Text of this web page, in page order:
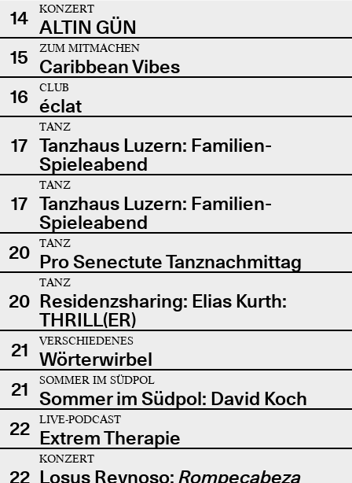
14
KONZERT
ALTIN GÜN
15
ZUM MITMACHEN
Caribbean Vibes
16
CLUB
éclat
17
TANZ
Tanzhaus Luzern: Familien-
Spieleabend
17
TANZ
Tanzhaus Luzern: Familien-
Spieleabend
20
TANZ
Pro Senectute Tanznachmittag
20
TANZ
Residenzsharing: Elias Kurth:
THRILL(ER)
21
VERSCHIEDENES
Wörterwirbel
21
SOMMER IM SÜDPOL
Sommer im Südpol: David Koch
22
LIVE-PODCAST
Extrem Therapie
22
KONZERT
Losus Reynoso: Rompecabeza